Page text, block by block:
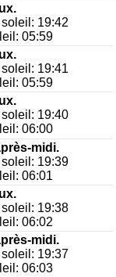
soleil: 19:42
05:59
soleil: 19:41
05:59
soleil: 19:40
06:00
midi.
soleil: 19:39
06:01
soleil: 19:38
06:02
midi.
soleil: 19:37
06:03